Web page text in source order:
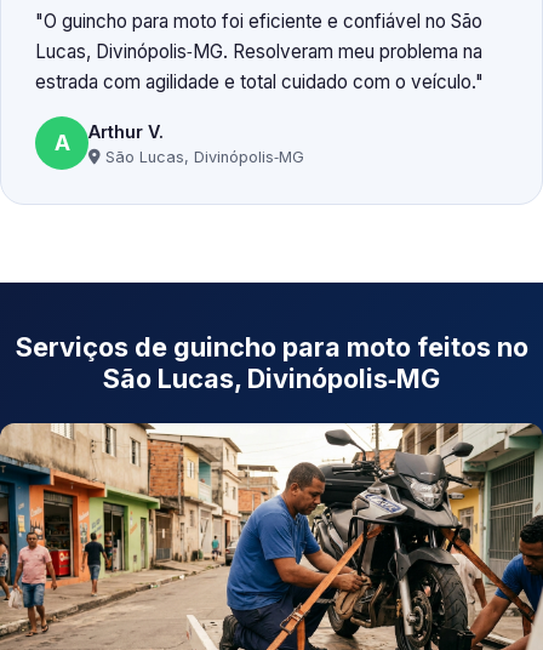
O guincho para moto foi eficiente e confiável no São
Lucas, Divinópolis‑MG. Resolveram meu problema na
estrada com agilidade e total cuidado com o veículo.
A Arthur V.
São Lucas, Divinópolis‑MG
Serviços de guincho para moto feitos no
São Lucas, Divinópolis‑MG